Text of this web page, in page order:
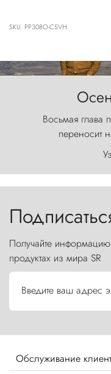
SKU: PP308O-CSVH
Восьмая глава
переносит
первобытной
Торрес-дель-
Получайте
продуктах из мира SR
Введите ваш адрес
Обслуживание